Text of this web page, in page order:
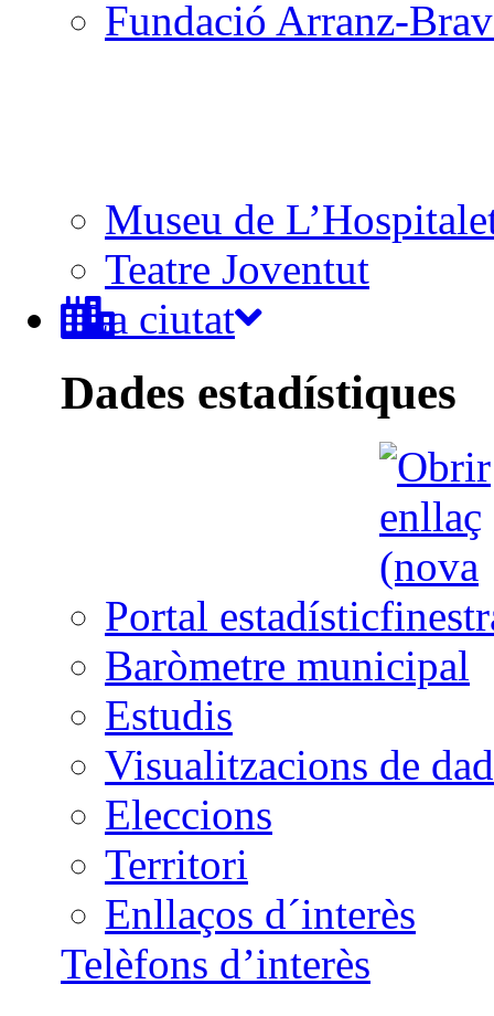
Fundació Arranz-
Museu de
Teatre Joventut
La ciutat
Dades estadístiques
Portal estadístic
Baròmetre municipal
Estudis
Visualitzacions de
Eleccions
Territori
Enllaços d´interès
Telèfons d’interès